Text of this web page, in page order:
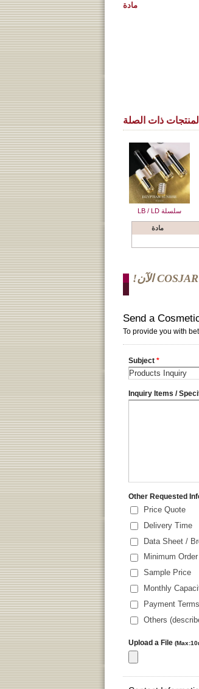
مادة
المنتجات ذات الصلة
سلسلة LB / LD
مادة